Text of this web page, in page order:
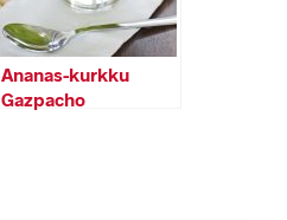
Ananas-kurkku
Gazpacho